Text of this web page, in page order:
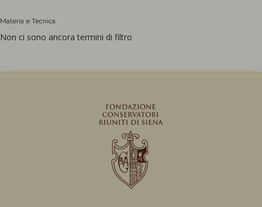
Materia e Tecnica
Non ci sono ancora termini di filtro